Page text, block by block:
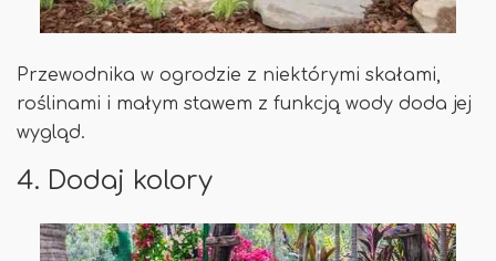
Przewodnika w ogrodzie z niektórymi skałami,
roślinami i małym stawem z funkcją wody doda jej
wygląd.
4. Dodaj kolory